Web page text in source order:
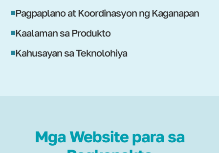
Pagpaplano at Koordinasyon ng Kaganapan
Kaalaman sa Produkto
Kahusayan sa Teknolohiya
Mga Website para sa